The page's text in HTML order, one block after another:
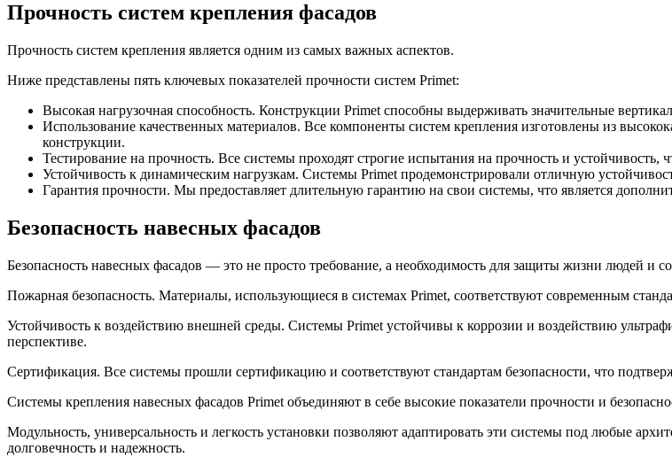
Прочность систем крепления фасадов
Прочность систем крепления является одним из самых важных аспектов.
Ниже представлены пять ключевых показателей прочности систем Primet:
Высокая нагрузочная способность. Конструкции Primet способны выдерживать значительные
Использование качественных материалов. Все компоненты систем крепления изготовлены из
конструкции.
Тестирование на прочность. Все системы проходят строгие испытания на прочность и
Устойчивость к динамическим нагрузкам. Системы Primet продемонстрировали отличную
Гарантия прочности. Мы предоставляет длительную гарантию на свои системы, что является
Безопасность навесных фасадов
Безопасность навесных фасадов — это не просто требование, а необходимость для защиты жизни людей и
Пожарная безопасность. Материалы, использующиеся в системах Primet, соответствуют современным
Устойчивость к воздействию внешней среды. Системы Primet устойчивы к коррозии и воздействию
перспективе.
Сертификация. Все системы прошли сертификацию и соответствуют стандартам безопасности, что
Системы крепления навесных фасадов Primet объединяют в себе высокие показатели прочности и
Модульность, универсальность и легкость установки позволяют адаптировать эти системы под любые
долговечность и надежность.